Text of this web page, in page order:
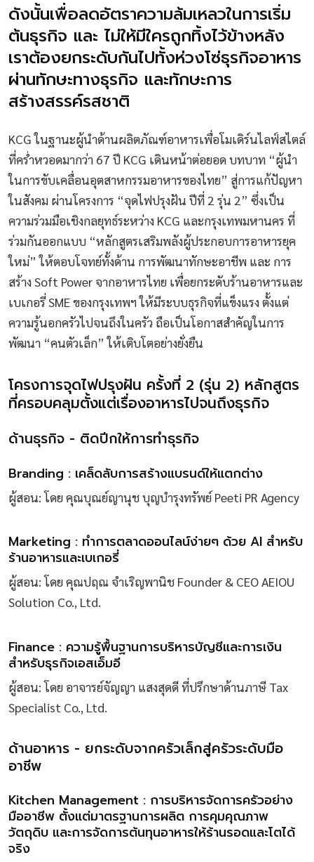
ดังนั้นเพื่อลดอัตราความล้มเหลวในการเริ่ม
ต้นธุรกิจ และ ไม่ให้มีใครถูกทิ้งไว้ข้างหลัง
เราต้องยกระดับกันไปทั้งห่วงโซ่ธุรกิจอาหาร
ผ่านทักษะทางธุรกิจ และทักษะการ
สร้างสรรค์รสชาติ
KCG ในฐานะผู้นำด้านผลิตภัณฑ์อาหารเพื่อโมเดิร์นไลฟ์สไตล์
ที่คร่ำหวอดมากว่า 67 ปี KCG เดินหน้าต่อยอด บทบาท “ผู้นำ
ในการขับเคลื่อนอุตสาหกรรมอาหารของไทย” สู่การแก้ปัญหา
ในสังคม ผ่านโครงการ “จุดไฟปรุงฝัน ปีที่ 2 รุ่น 2” ซึ่งเป็น
ความร่วมมือเชิงกลยุทธ์ระหว่าง KCG และกรุงเทพมหานคร ที่
ร่วมกันออกแบบ “หลักสูตรเสริมพลังผู้ประกอบการอาหารยุค
ใหม่” ให้ตอบโจทย์ทั้งด้าน การพัฒนาทักษะอาชีพ และ การ
สร้าง Soft Power จากอาหารไทย เพื่อยกระดับร้านอาหารและ
เบเกอรี่ SME ของกรุงเทพฯ ให้มีระบบธุรกิจที่แข็งแรง ตั้งแต่
ความรู้นอกครัวไปจนถึงในครัว ถือเป็นโอกาสสำคัญในการ
พัฒนา “คนตัวเล็ก” ให้เติบโตอย่างยั่งยืน
โครงการจุดไฟปรุงฝัน ครั้งที่ 2 (รุ่น 2) หลักสูตร
ที่ครอบคลุมตั้งแต่เรื่องอาหารไปจนถึงธุรกิจ
ด้านธุรกิจ - ติดปีกให้การทำธุรกิจ
Branding : เคล็ดลับการสร้างแบรนด์ให้แตกต่าง
ผู้สอน: โดย คุณบุณย์ญานุช บุญบํารุงทรัพย์ Peeti PR Agency
Marketing : ทำการตลาดออนไลน์ง่ายๆ ด้วย AI สำหรับ
ร้านอาหารและเบเกอรี่
ผู้สอน: โดย คุณปฤณ จำเริญพานิช Founder & CEO AEIOU
Solution Co., Ltd.
Finance : ความรู้พื้นฐานการบริหารบัญชีและการเงิน
สำหรับธุรกิจเอสเอ็มอี
ผู้สอน: โดย อาจารย์จัญญา แสงสุดดี ที่ปรึกษาด้านภาษี Tax
Specialist Co., Ltd.
ด้านอาหาร - ยกระดับจากครัวเล็กสู่ครัวระดับมือ
อาชีพ
Kitchen Management : การบริหารจัดการครัวอย่าง
มืออาชีพ ตั้งแต่มาตรฐานการผลิต การคุมคุณภาพ
วัตถุดิบ และการจัดการต้นทุนอาหารให้ร้านรอดและโตได้
จริง